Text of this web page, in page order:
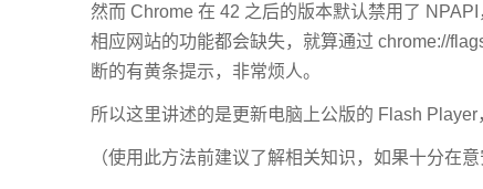
然而 Chrome 在 42 之后的版本默认禁用了
相应网站的功能都会缺失，就算通过 chrome://
断的有黄条提示，非常烦人。
所以这里讲述的是更新电脑上公版的 Flash
（使用此方法前建议了解相关知识，如果十分在